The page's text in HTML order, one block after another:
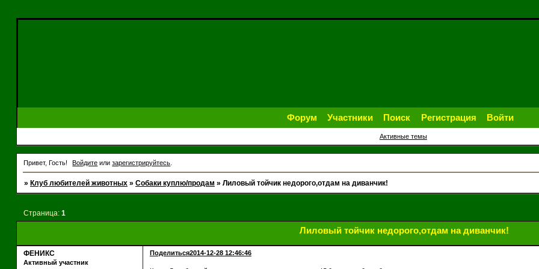
Форум Участники Поиск Регистрация Войти
Активные темы
Привет, Гость! Войдите илизарегистрируйтесь
» Клуб любителей животных » Собаки куплю/продам » Лиловый тойчик недорого,отдам на диванчик!
Лиловый тойчик недорого,отдам на диванчик!
Страница: 1
Поделиться2014-12-28 12:46:46
ФЕНИКС
Активный участник